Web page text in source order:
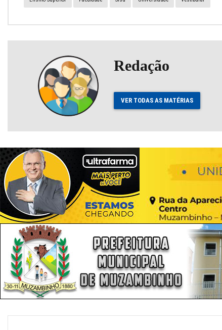
Redação
VER TODAS AS MATÉRIAS